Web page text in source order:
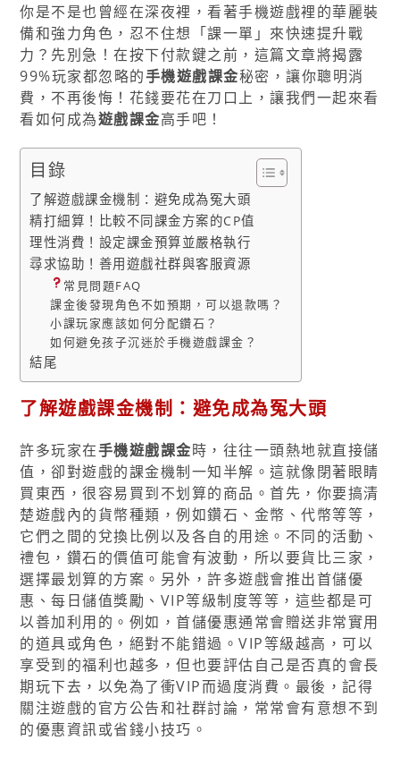
你是不是也曾經在深夜裡，看著手機遊戲裡的華麗裝
備和強力角色，忍不住想「課一單」來快速提升戰
力？先別急！在按下付款鍵之前，這篇文章將揭露
99%玩家都忽略的手機遊戲課金秘密，讓你聰明消
費，不再後悔！花錢要花在刀口上，讓我們一起來看
看如何成為遊戲課金高手吧！
目錄
了解遊戲課金機制：避免成為冤大頭
精打細算！比較不同課金方案的CP值
理性消費！設定課金預算並嚴格執行
尋求協助！善用遊戲社群與客服資源
常見問題FAQ
課金後發現角色不如預期，可以退款嗎？
小課玩家應該如何分配鑽石？
如何避免孩子沉迷於手機遊戲課金？
結尾
了解遊戲課金機制：避免成為冤大頭
許多玩家在手機遊戲課金時，往往一頭熱地就直接儲
值，卻對遊戲的課金機制一知半解。這就像閉著眼睛
買東西，很容易買到不划算的商品。首先，你要搞清
楚遊戲內的貨幣種類，例如鑽石、金幣、代幣等等，
它們之間的兌換比例以及各自的用途。不同的活動、
禮包，鑽石的價值可能會有波動，所以要貨比三家，
選擇最划算的方案。另外，許多遊戲會推出首儲優
惠、每日儲值獎勵、VIP等級制度等等，這些都是可
以善加利用的。例如，首儲優惠通常會贈送非常實用
的道具或角色，絕對不能錯過。VIP等級越高，可以
享受到的福利也越多，但也要評估自己是否真的會長
期玩下去，以免為了衝VIP而過度消費。最後，記得
關注遊戲的官方公告和社群討論，常常會有意想不到
的優惠資訊或省錢小技巧。